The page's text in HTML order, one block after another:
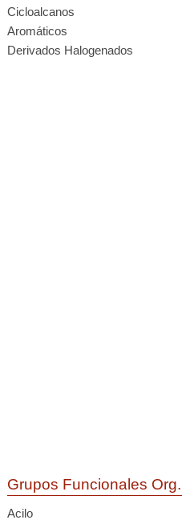
Cicloalcanos
Aromáticos
Derivados Halogenados
Grupos Funcionales Org.
Acilo